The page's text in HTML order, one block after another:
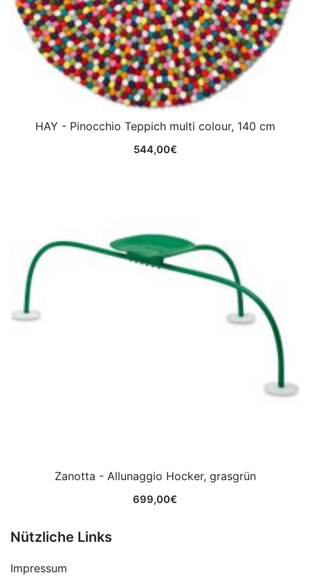
HAY - Pinocchio Teppich multi colour, 140 cm
544,00€
Zanotta - Allunaggio Hocker, grasgrün
699,00€
Nützliche Links
Impressum